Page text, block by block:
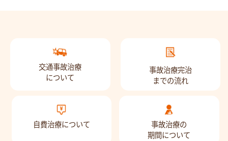
交通事故治療
について
事故治療完治
までの流れ
自費治療について
事故治療の
期間について